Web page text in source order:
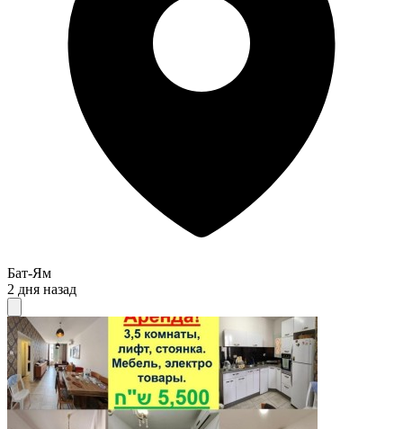
Бат-Ям
2 дня назад